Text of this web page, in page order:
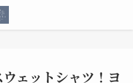
ェットシャツ！ヨ